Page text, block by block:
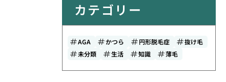
カテゴリー
AGA かつら 円形脱毛症
抜け毛
未分類
生活 知識 薄毛